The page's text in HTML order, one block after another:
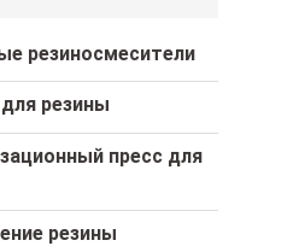
резиносмесители
резины
пресс для
резины